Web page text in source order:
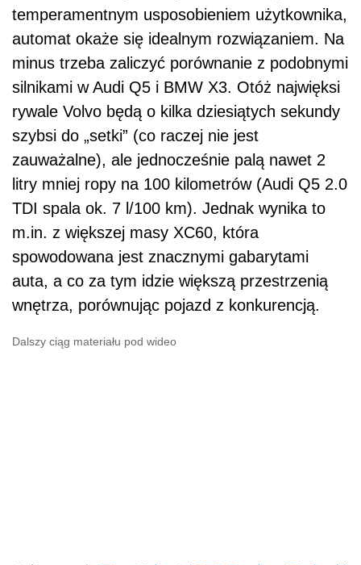
temperamentnym usposobieniem użytkownika,
automat okaże się idealnym rozwiązaniem. Na
minus trzeba zaliczyć porównanie z podobnymi
silnikami w Audi Q5 i BMW X3. Otóż najwięksi
rywale Volvo będą o kilka dziesiątych sekundy
szybsi do „setki” (co raczej nie jest
zauważalne), ale jednocześnie palą nawet 2
litry mniej ropy na 100 kilometrów (Audi Q5 2.0
TDI spala ok. 7 l/100 km). Jednak wynika to
m.in. z większej masy XC60, która
spowodowana jest znacznymi gabarytami
auta, a co za tym idzie większą przestrzenią
wnętrza, porównując pojazd z konkurencją.
Dalszy ciąg materiału pod wideo